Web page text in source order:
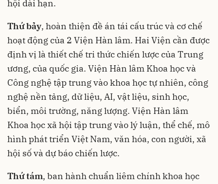
hội dài hạn.
Thứ bảy, hoàn thiện đề án tái cấu trúc và cơ chế
hoạt động của 2 Viện Hàn lâm. Hai Viện cần được
định vị là thiết chế tri thức chiến lược của Trung
ương, của quốc gia. Viện Hàn lâm Khoa học và
Công nghệ tập trung vào khoa học tự nhiên, công
nghệ nền tảng, dữ liệu, AI, vật liệu, sinh học,
biển, môi trường, năng lượng. Viện Hàn lâm
Khoa học xã hội tập trung vào lý luận, thể chế, mô
hình phát triển Việt Nam, văn hóa, con người, xã
hội số và dự báo chiến lược.
Thứ tám, ban hành chuẩn liêm chính khoa học